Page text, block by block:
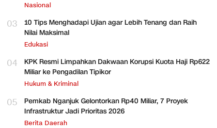
Nasional
03
10 Tips Menghadapi Ujian agar Lebih Tenang dan Raih
Nilai Maksimal
Edukasi
04
KPK Resmi Limpahkan Dakwaan Korupsi Kuota Haji Rp622
Miliar ke Pengadilan Tipikor
Hukum & Kriminal
05
Pemkab Nganjuk Gelontorkan Rp40 Miliar, 7 Proyek
Infrastruktur Jadi Prioritas 2026
Berita Daerah